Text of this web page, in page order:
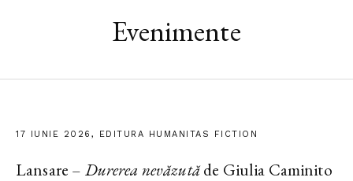
Evenimente
17 IUNIE 2026, EDITURA HUMANITAS FICTION
Lansare – Durerea nevăzutăde Giulia Caminito